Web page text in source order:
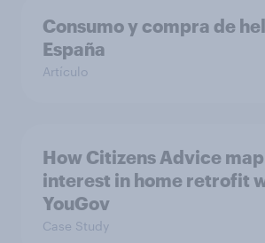
Consumo y compra de
España
Artículo
How Citizens Advice
interest in home retrofit
YouGov
Case Study